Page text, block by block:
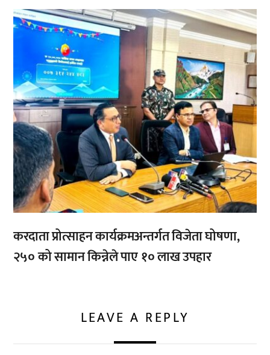
,
करदाता प्रोत्साहन कार्यक्रमअन्तर्गत विजेता घोषणा,
२५० को सामान किन्नेले पाए १० लाख उपहार
LEAVE A REPLY